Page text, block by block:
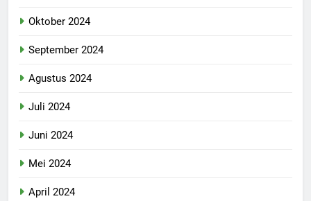
Oktober 2024
September 2024
Agustus 2024
Juli 2024
Juni 2024
Mei 2024
April 2024